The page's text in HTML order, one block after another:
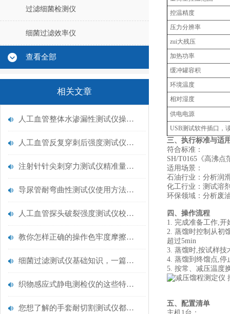
过滤细菌检测仪
细菌过滤效率仪
查看全部
相关文章
人工血管整体水渗漏性测试仪操作中最容易出错的步骤
人工血管反复穿刺后强度测试仪是什么？透析患者的“生命管“质量靠它把关！
注射针针尖刺穿力测试仪精准量化针尖锋利度，构筑临床安全防线
导尿管耐弯曲性测试仪使用方法与操作规范
人工血管探头破裂强度测试仪校准规范：精准赋能医疗安全的技术基准
教你怎样正确的操作色牢度摩擦测试机
细菌过滤测试仪基础知识，一篇搞定
织物感应式静电测检仪的这些特点很少有人都知道
您想了解的手套耐切割测试仪都在这里了
控温精度
压力分辨率
zui大残压
加热功率
缓冲罐容积
环境温度
相对湿度
供电电源
USB测试软件插口，
三、执行标准与适
符合标准：
SH/T0165《高沸
适用场景‌：
石油行业‌：分析润
化工行业‌：测试溶
环保领域‌：分析废
四、操作流程
1. 完成准备工作,开
2. 蒸馏时控制从初
超过5min
3. 蒸馏时,按试样技
4. 蒸馏到终馏点,停
5. 按常、减压温度
五、配置清单